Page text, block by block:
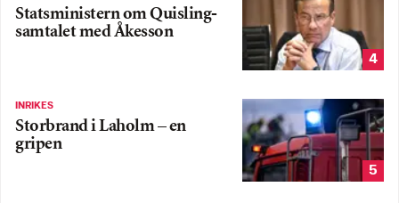
Statsministern om Quisling-
samtalet med Åkesson
4
INRIKES
Storbrand i Laholm – en
gripen
5